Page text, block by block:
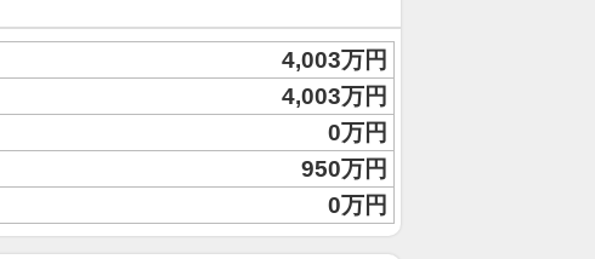
4,003万円
4,003万円
0万円
950万円
0万円